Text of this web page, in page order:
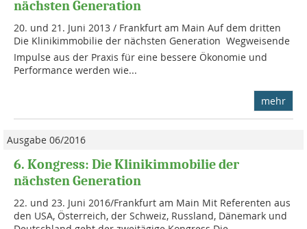
nächsten Generation
20. und 21. Juni 2013 / Frankfurt am Main Auf dem dritten
Die Klinikimmobilie der nächsten Generation  Wegweisende
Impulse aus der Praxis für eine bessere Ökonomie und
Performance werden wie...
mehr
Ausgabe 06/2016
6. Kongress: Die Klinikimmobilie der
nächsten Generation
22. und 23. Juni 2016/Frankfurt am Main Mit Referenten aus
den USA, Österreich, der Schweiz, Russland, Dänemark und